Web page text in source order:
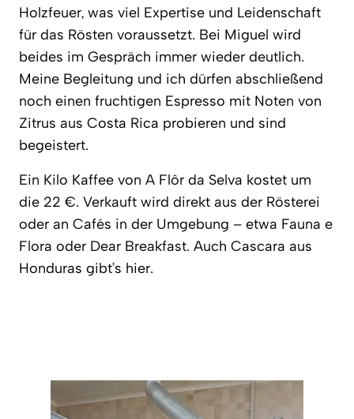
Holzfeuer, was viel Expertise und Leidenschaft
für das Rösten voraussetzt. Bei Miguel wird
beides im Gespräch immer wieder deutlich.
Meine Begleitung und ich dürfen abschließend
noch einen fruchtigen Espresso mit Noten von
Zitrus aus Costa Rica probieren und sind
begeistert.
Ein Kilo Kaffee von A Flôr da Selva kostet um
die 22 €. Verkauft wird direkt aus der Rösterei
oder an Cafés in der Umgebung – etwa Fauna e
Flora oder Dear Breakfast. Auch Cascara aus
Honduras gibt’s hier.